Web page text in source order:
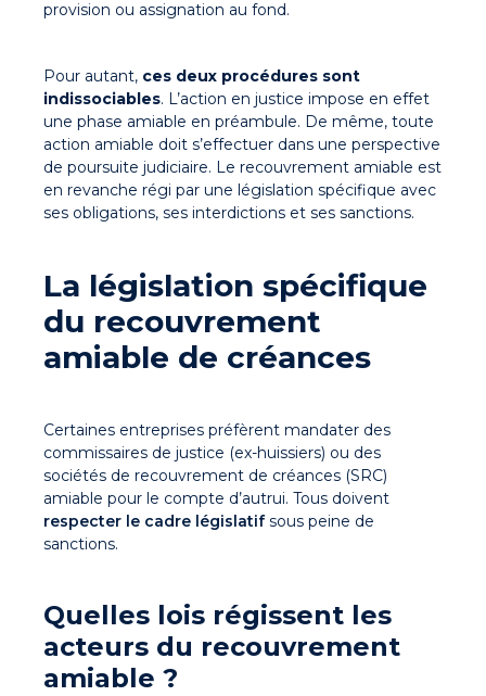
provision ou assignation au fond.
Pour autant, ces deux procédures sont
indissociables. L’action en justice impose en effet
une phase amiable en préambule. De même, toute
action amiable doit s’effectuer dans une perspective
de poursuite judiciaire. Le recouvrement amiable est
en revanche régi par une législation spécifique avec
ses obligations, ses interdictions et ses sanctions.
La législation spécifique
du recouvrement
amiable de créances
Certaines entreprises préfèrent mandater des
commissaires de justice (ex-huissiers) ou des
sociétés de recouvrement de créances (SRC)
amiable pour le compte d’autrui. Tous doivent
respecter le cadre législatifsous peine de
sanctions.
Quelles lois régissent les
acteurs du recouvrement
amiable ?